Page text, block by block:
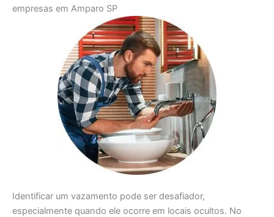
empresas em Amparo SP
Identificar um vazamento pode ser desafiador,
especialmente quando ele ocorre em locais ocultos. No